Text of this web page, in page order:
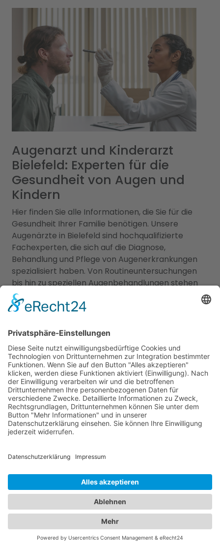
Augenarzt und Kinderarzt
Bielefeld: Experten für die
Gesundheit von Augen und
Kindern
Hier finden Sie alle Informationen, die Sie für die
Gesundheit Ihrer Familie benötigen. Unsere
Augenärzte in Bielefeld sind hochqualifizierte
Fachexperten, die sich auf die Diagnose,
Behandlung und Pflege von Augenerkrankungen
spezialisiert haben. Von Routineuntersuchungen
bis hin zu speziellen Augenbehandlungen stehen
Ihnen diese Fachärzte mit ihrem Fachwissen und
modernen medizinischen Geräten zur Verfügung.
Kinderärzten in Bielefeld, die sich liebevoll um das
Fachärzte bieten umfassende
Vorsorgeuntersuchungen, Impfungen und
behandeln akute und chronische Erkrankungen
Ihrer Kleinen. Unser Portal ermöglicht es Ihnen, die
besten Augenärzte und den bestenKinderarzt
Bielefeldzu finden und Ihre Familie in kompetente
Hände zu legen. Vertrauen Sie auf unsere sorgfältig
ausgewählten Fachexperten, um die optimale
gewährleisten.
Jetzt Augenarzt finden!